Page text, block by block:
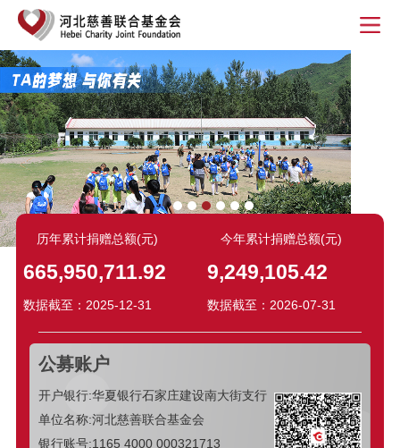
历年累计捐赠总额(元)
665,950,711.92
数据截至：2025-12-31
今年累计捐赠总额(元)
9,249,105.42
数据截至：2026-07-31
公募账户
开户银行:华夏银行石家庄建设南大街支行
单位名称:河北慈善联合基金会
银行账号:1165 4000 000321713